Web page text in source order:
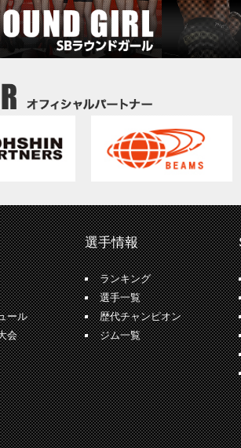
ール
会
選手情報
ランキング
選手一覧
歴代チャンピオン
ジム一覧